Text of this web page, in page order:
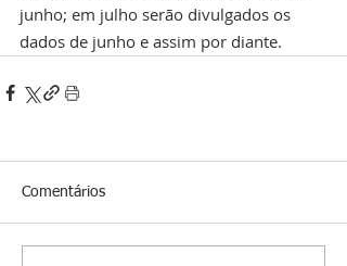
junho; em julho serão divulgados os
dados de junho e assim por diante.
Comentários